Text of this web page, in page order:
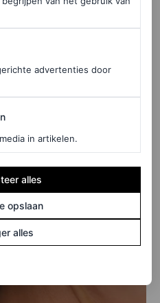
advertenties door
in artikelen.
alles
opslaan
alles